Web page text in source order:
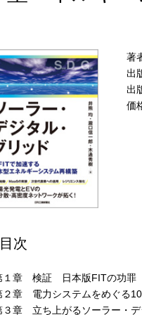
著
出
出
価
目次
１章 検証 日本版FITの功罪
２章 電力システムをめぐる
３章 立ち上がるソーラー・デ